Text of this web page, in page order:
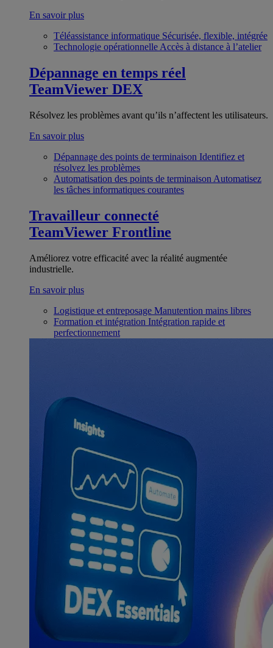
En savoir plus
Téléassistance informatique Sécurisée, flexible, intégrée
Technologie opérationnelle Accès à distance à l’atelier
Dépannage en temps réel
TeamViewer DEX
Résolvez les problèmes avant qu’ils n’affectent les utilisateurs.
En savoir plus
Dépannage des points de terminaison Identifiez et
résolvez les problèmes
Automatisation des points de terminaison Automatisez
les tâches informatiques courantes
Travailleur connecté
TeamViewer Frontline
Améliorez votre efficacité avec la réalité augmentée
industrielle.
En savoir plus
Logistique et entreposage Manutention mains libres
Formation et intégration Intégration rapide et
perfectionnement